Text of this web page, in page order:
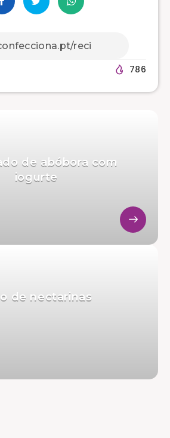
786
de abóbora com
iogurte
de nectarinas